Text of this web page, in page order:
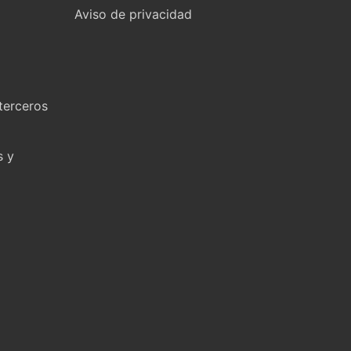
y
Aviso de privacidad